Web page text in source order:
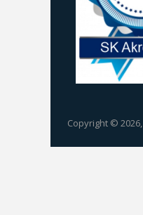
Copyright © 2026,